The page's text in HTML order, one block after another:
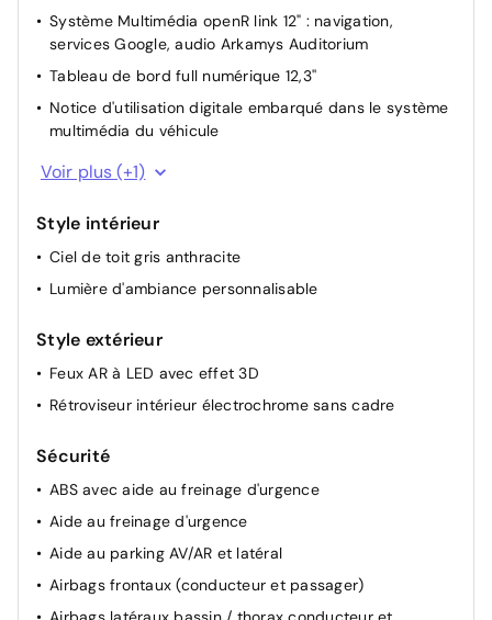
Faux plancher de coffre
Lève-vitres AR électriques à impulsion
Lève-vitres AV électriques à impulsion
Multi-sense
Palettes au volant
Rétroviseurs extérieurs électriques, dégivrants,
Siège conducteur et passager avec réglage en hauteur
Système Multimédia openR link 12" : navigation,
services Google, audio Arkamys Auditorium
Tableau de bord full numérique 12,3''
Notice d'utilisation digitale embarqué dans le système
multimédia du véhicule
Chargeur smartphone à induction
Voir plus (+1)
Style intérieur
Ciel de toit gris anthracite
Lumière d'ambiance personnalisable
Style extérieur
Feux AR à LED avec effet 3D
Rétroviseur intérieur électrochrome sans cadre
Sécurité
ABS avec aide au freinage d'urgence
Aide au freinage d'urgence
Aide au parking AV/AR et latéral
Airbags frontaux (conducteur et passager)